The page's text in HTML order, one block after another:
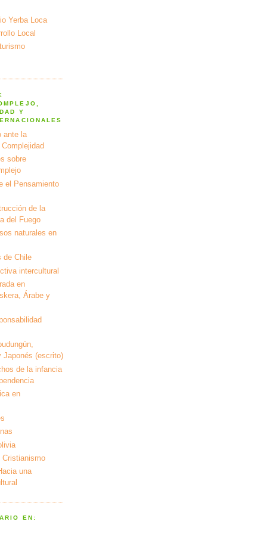
Yerba Loca
Local
Y
ante la
sobre
el Pensamiento
de la
del Fuego
naturales en
de Chile
intercultural
en
Árabe y
Japonés (escrito)
de la infancia
en
Cristianismo
una
EN: